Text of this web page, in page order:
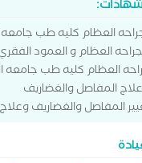
العظام كليه طب جامعه
العظام و العمود
العظام كليه طب جامعه
المفاصل والغضاريف
المفاصل والغضاريف